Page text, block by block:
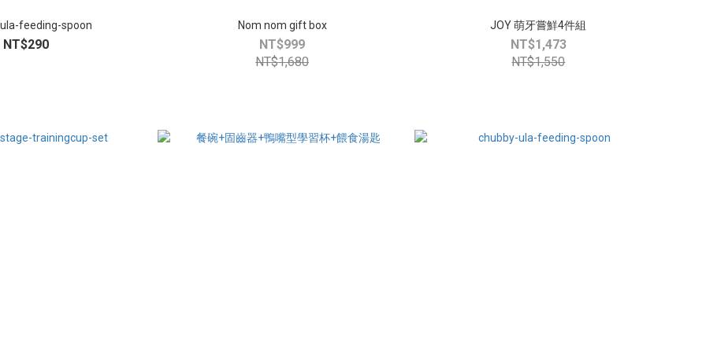
feeding-spoon
NT$290
Nom nom gift box
NT$999
NT$1,680
JOY 萌牙嘗鮮4件組
NT$1,473
NT$1,550